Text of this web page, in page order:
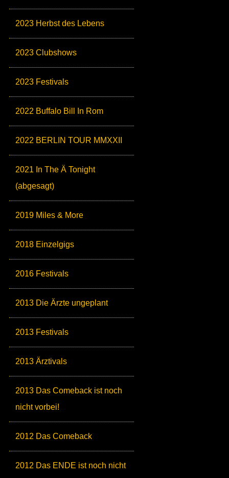
2023 Herbst des Lebens
2023 Clubshows
2023 Festivals
2022 Buffalo Bill In Rom
2022 BERLIN TOUR MMXXII
2021 In The Ä Tonight
(abgesagt)
2019 Miles & More
2018 Einzelgigs
2016 Festivals
2013 Die Ärzte ungeplant
2013 Festivals
2013 Ärztivals
2013 Das Comeback ist noch
nicht vorbei!
2012 Das Comeback
2012 Das ENDE ist noch nicht